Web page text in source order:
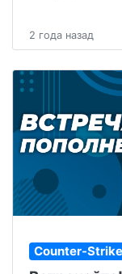
2 года назад
Counter-